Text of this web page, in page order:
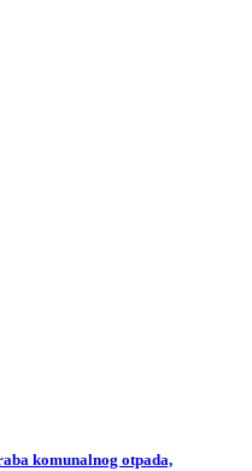
komunalnog otpada,